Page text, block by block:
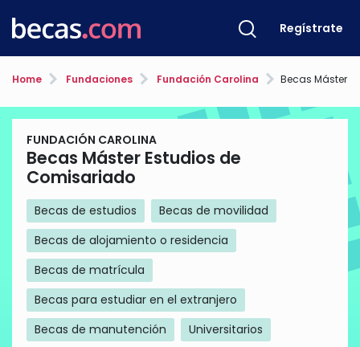
Regístrate
Home Fundaciones Fundación Carolina Becas Máster
FUNDACIÓN CAROLINA
Becas Máster Estudios de
Comisariado
Becas de estudios
Becas de movilidad
Becas de alojamiento o residencia
Becas de matrícula
Becas para estudiar en el extranjero
Becas de manutención
Universitarios